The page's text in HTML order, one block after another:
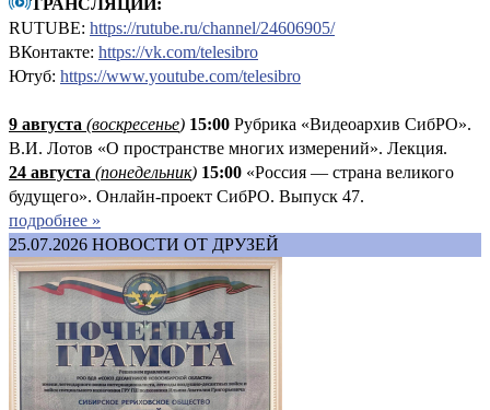
ТРАНСЛЯЦИИ:
RUTUBE: https://rutube.ru/channel/24606905/
ВКонтакте: https://vk.com/telesibro
Ютуб: https://www.youtube.com/telesibro
9 августа (воскресенье) 15:00 Рубрика «Видеоархив СибРО».
В.И. Лотов «О пространстве многих измерений». Лекция.
24 августа (понедельник) 15:00 «Россия — страна великого
будущего». Онлайн-проект СибРО. Выпуск 47.
подробнее »
25.07.2026 НОВОСТИ ОТ ДРУЗЕЙ